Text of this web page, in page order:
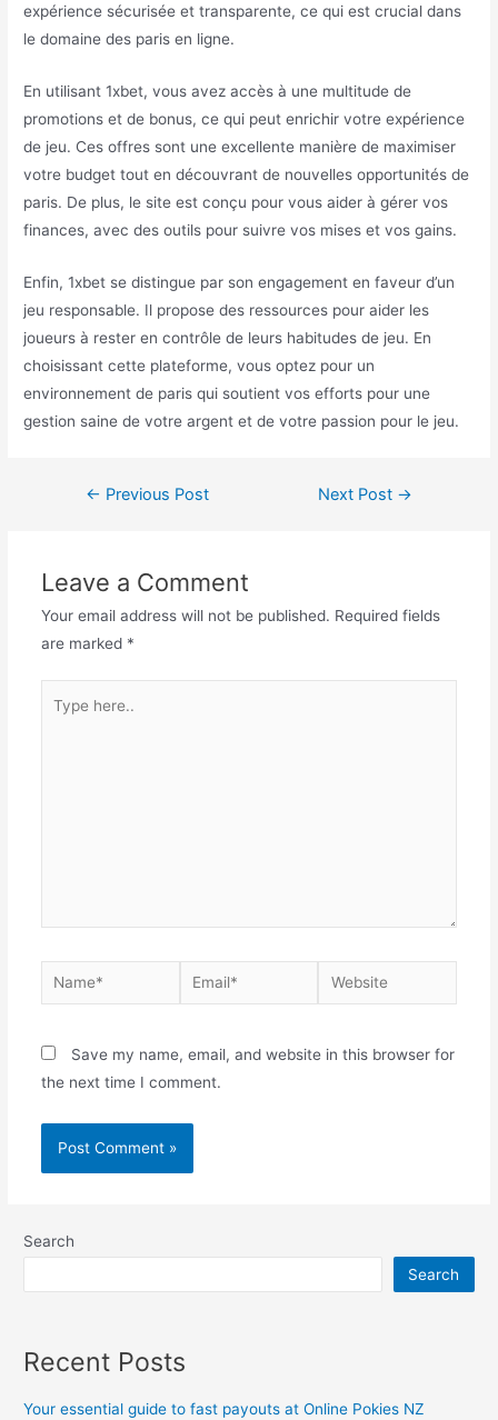
expérience sécurisée et transparente, ce qui est crucial dans
le domaine des paris en ligne.
En utilisant 1xbet, vous avez accès à une multitude de
promotions et de bonus, ce qui peut enrichir votre expérience
de jeu. Ces offres sont une excellente manière de maximiser
votre budget tout en découvrant de nouvelles opportunités de
paris. De plus, le site est conçu pour vous aider à gérer vos
finances, avec des outils pour suivre vos mises et vos gains.
Enfin, 1xbet se distingue par son engagement en faveur d’un
jeu responsable. Il propose des ressources pour aider les
joueurs à rester en contrôle de leurs habitudes de jeu. En
choisissant cette plateforme, vous optez pour un
environnement de paris qui soutient vos efforts pour une
gestion saine de votre argent et de votre passion pour le jeu.
Post← Previous Post Next Post →
Leave a Comment
Your email address will not be published. Required fields
are marked *
here..
Name* Email* Website
Save my name, email, and website in this browser for
the next time I comment.
Search
Search
Recent Posts
Your essential guide to fast payouts at Online Pokies NZ